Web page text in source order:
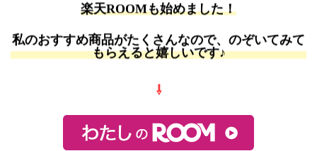
楽天ROOMも始めました！
私のおすすめ商品がたくさんなので、のぞいてみて
もらえると嬉しいです♪
⇩